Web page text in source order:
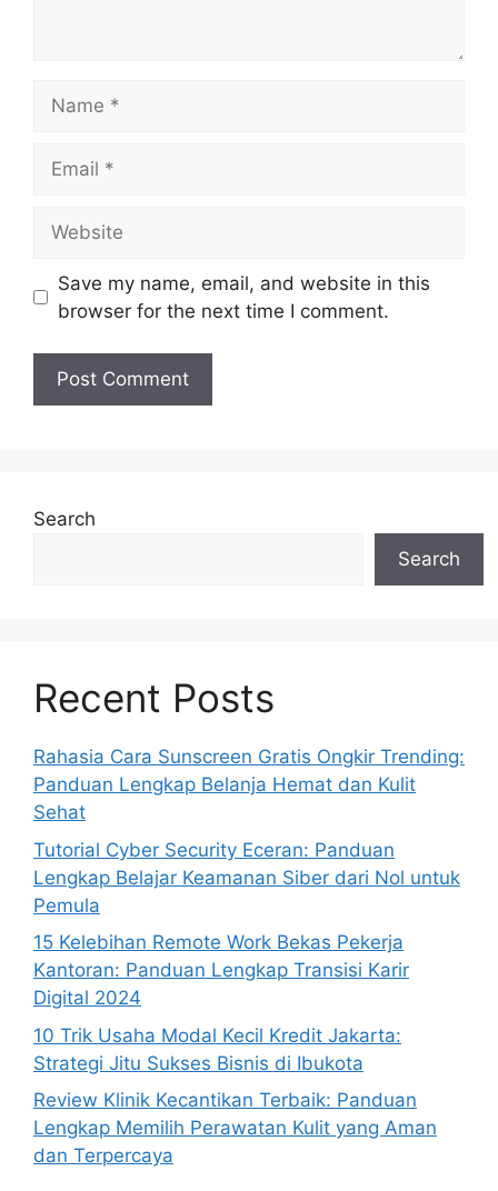
Save my name, email, and website in this
browser for the next time I comment.
Search
Search
Recent Posts
Rahasia Cara Sunscreen Gratis Ongkir Trending:
Panduan Lengkap Belanja Hemat dan Kulit
Sehat
Tutorial Cyber Security Eceran: Panduan
Lengkap Belajar Keamanan Siber dari Nol untuk
Pemula
15 Kelebihan Remote Work Bekas Pekerja
Kantoran: Panduan Lengkap Transisi Karir
Digital 2024
10 Trik Usaha Modal Kecil Kredit Jakarta:
Strategi Jitu Sukses Bisnis di Ibukota
Review Klinik Kecantikan Terbaik: Panduan
Lengkap Memilih Perawatan Kulit yang Aman
dan Terpercaya